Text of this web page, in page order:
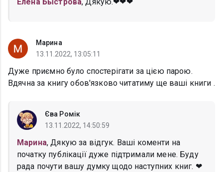
Марина
13.11.2022, 13:05:11
Дуже приємно було спостерігати за цією парою.
Вдячна за книгу обов'язково читатиму ще ваші книги .
Єва Ромік
13.11.2022, 14:50:59
Марина, Дякую за відгук. Ваші коменти на
початку публікації дуже підтримали мене. Буду
рада почути вашу думку щодо наступних книг. ❤